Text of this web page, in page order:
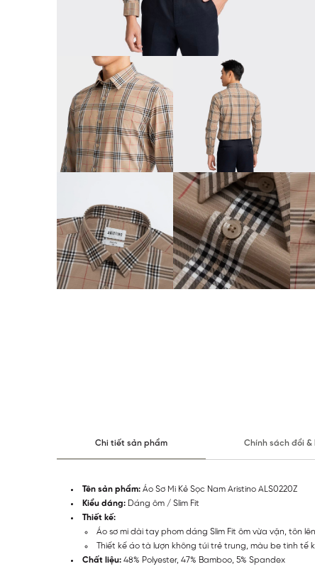
Chi tiết sản phẩm Chính sách đổi &
Tên sản phẩm: Áo Sơ Mi Kẻ Sọc Nam Aristino ALS0220Z
Kiểu dáng: Dáng ôm / Slim Fit
Thiết kế:
Áo sơ mi dài tay phom dáng Slim Fit ôm vừa vặn, tôn
Thiết kế áo tà lượn không túi trẻ trung, màu be tinh tế
Chất liệu: 48% Polyester, 47% Bamboo, 5% Spandex